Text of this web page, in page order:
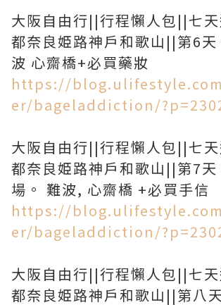
大阪自由行||行程懶人包||七
都奈良姫路神戶和歌山||第6天
波 心齋橋+必買藥妝
https://
er/bageladdiction/
大阪自由行||行程懶人包||七
都奈良姫路神戶和歌山||第7天
場。 難波, 心齋橋 +必買手信
https://
er/bageladdiction/
大阪自由行||行程懶人包||七
都奈良姫路神戶和歌山||第八